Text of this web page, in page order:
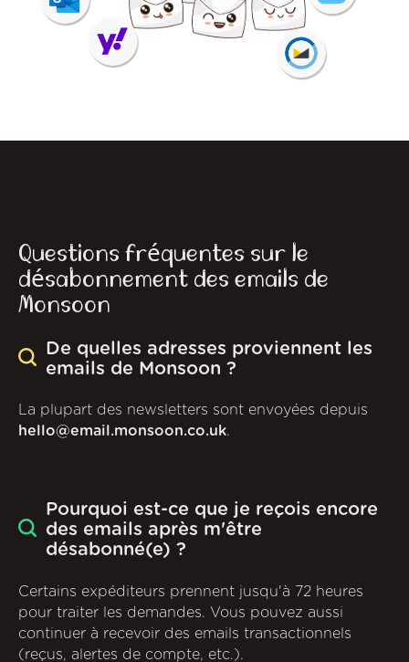
Questions fréquentes sur le
désabonnement des emails de
Monsoon
De quelles adresses proviennent les
emails de Monsoon ?
La plupart des newsletters sont envoyées depuis
hello@email.monsoon.co.uk.
Pourquoi est-ce que je reçois encore
des emails après m'être
désabonné(e) ?
Certains expéditeurs prennent jusqu'à 72 heures
pour traiter les demandes. Vous pouvez aussi
continuer à recevoir des emails transactionnels
(reçus, alertes de compte, etc.).